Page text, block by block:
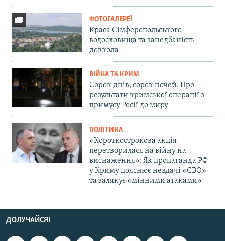
ФОТОГАЛЕРЕЇ
Краса Сімферопольського
водосховища та занедбаність
довкола
ВІЙНА ТА КРИМ
Сорок днів, сорок ночей. Про
результати кримської операції з
примусу Росії до миру
ПОЛІТИКА
«Короткострокова акція
перетворилася на війну на
виснаження»: Як пропаганда РФ
у Криму пояснює невдачі «СВО»
та залякує «мінними атаками»
ДОЛУЧАЙСЯ!